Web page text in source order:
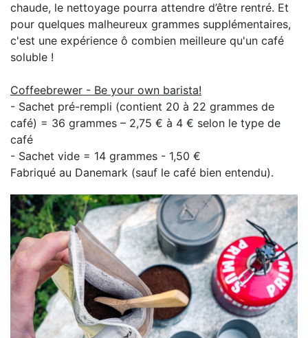
chaude, le nettoyage pourra attendre d’être rentré. Et
pour quelques malheureux grammes supplémentaires,
c'est une expérience ô combien meilleure qu'un café
soluble !
Coffeebrewer - Be your own barista!
- Sachet pré-rempli (contient 20 à 22 grammes de
café) = 36 grammes – 2,75 € à 4 € selon le type de
café
- Sachet vide = 14 grammes - 1,50 €
Fabriqué au Danemark (sauf le café bien entendu).